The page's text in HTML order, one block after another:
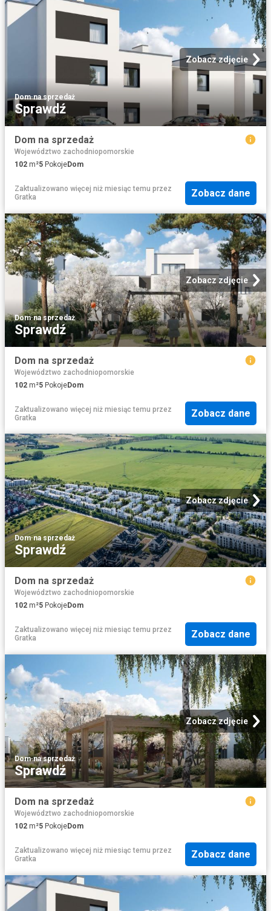
Zobacz zdjęcie
Dom·na sprzedaż
Sprawdź
Dom na sprzedaż
Województwo zachodniopomorskie
102 m²5 PokojeDom
Zaktualizowano więcej niż miesiąc temu przez
Gratka
Zobacz dane
Zobacz zdjęcie
Dom·na sprzedaż
Sprawdź
Dom na sprzedaż
Województwo zachodniopomorskie
102 m²5 PokojeDom
Zaktualizowano więcej niż miesiąc temu przez
Gratka
Zobacz dane
Zobacz zdjęcie
Dom·na sprzedaż
Sprawdź
Dom na sprzedaż
Województwo zachodniopomorskie
102 m²5 PokojeDom
Zaktualizowano więcej niż miesiąc temu przez
Gratka
Zobacz dane
Zobacz zdjęcie
Dom·na sprzedaż
Sprawdź
Dom na sprzedaż
Województwo zachodniopomorskie
102 m²5 PokojeDom
Zaktualizowano więcej niż miesiąc temu przez
Gratka
Zobacz dane